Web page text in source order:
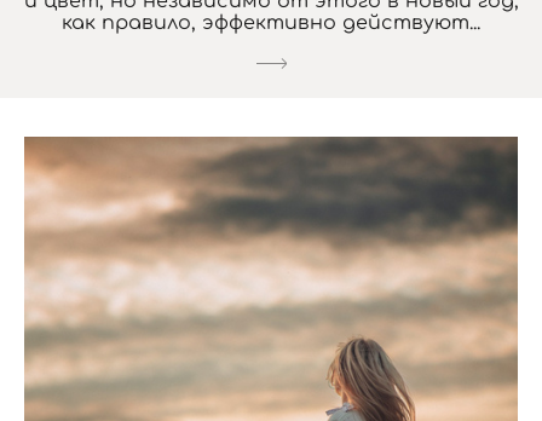
как правило, эффективно действуют...